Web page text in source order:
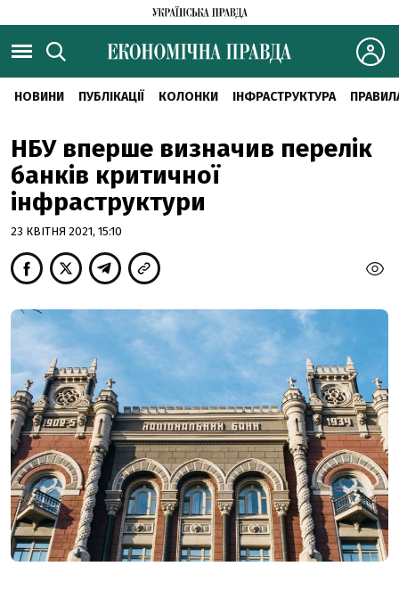
НОВИНИ ПУБЛІКАЦІЇ КОЛОНКИ ІНФРАСТРУКТУРА
НБУ вперше визначив перелік
банків критичної
інфраструктури
23 КВІТНЯ 2021, 15:10